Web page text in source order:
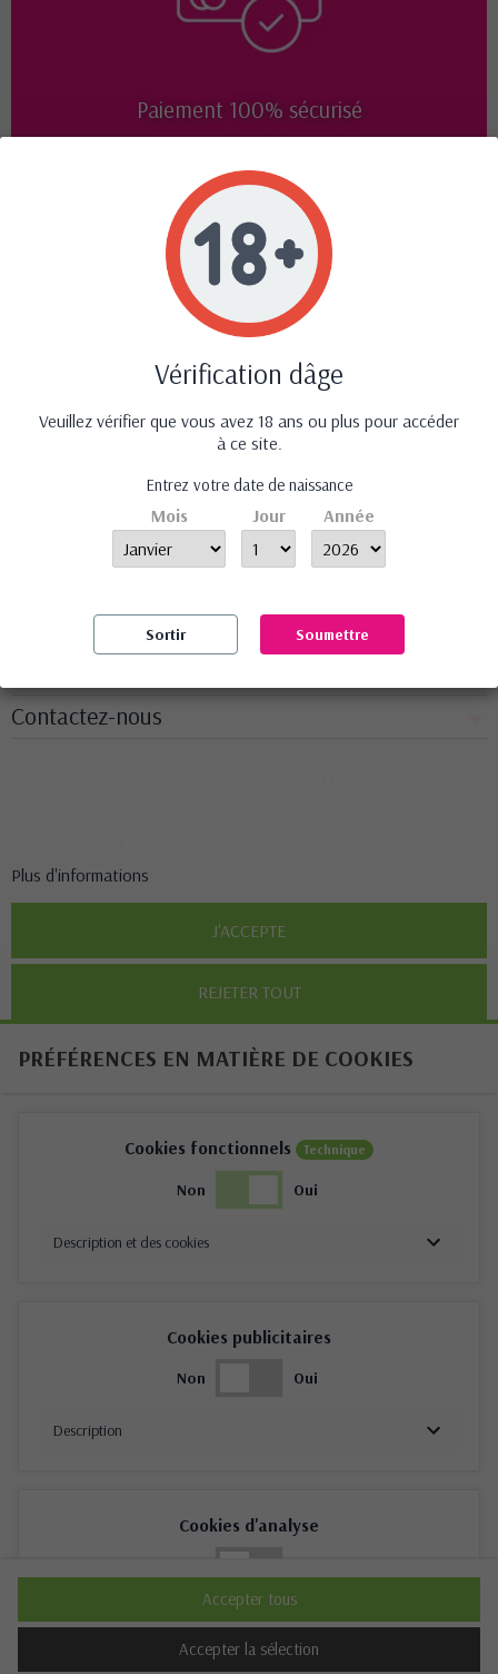
Paiement 100% sécurisé
Disponible 7j/7 de 9h à 18h
lecoinduplaisir.fr vous propose des produits érotiques sélectionnés avec soin
pour leur efficacité et leur qualité à des prix abordables.
Contactez-nous
Vérification dâge
Veuillez vérifier que vous avez 18 ans ou plus pour accéder
à ce site.
Entrez votre date de naissance
Mois Jour Année
Sortir Soumettre
Plus d'informations
REJETER TOUT
J'ACCEPTE
PRÉFÉRENCES EN MATIÈRE DE COOKIES
Cookies fonctionnels Technique
Non Oui
Description et des cookies
Cookies publicitaires
Non Oui
Description
Cookies d'analyse
Description
Accepter la sélection
Accepter tous